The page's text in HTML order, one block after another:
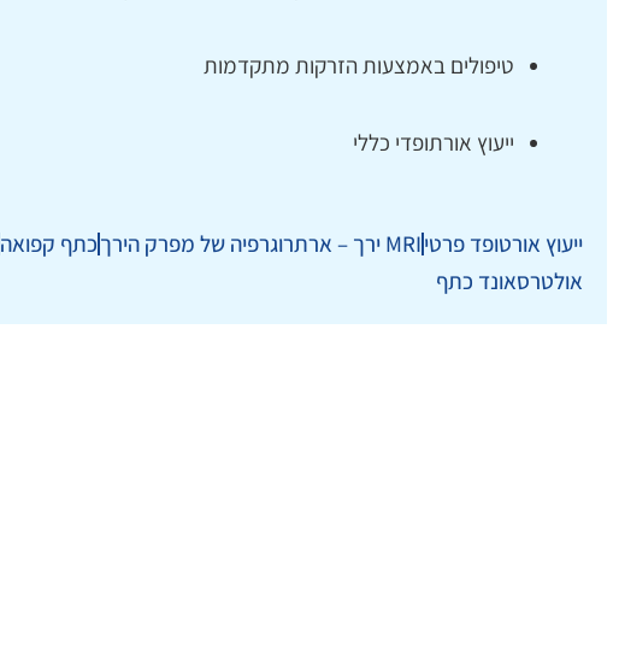
טיפולים באמצעות הזרקות מתקדמות
ייעוץ אורתופדי כללי
ייעוץ אורטופד פרטיMRI ירך – ארתרוגרפיה של מפרק הירך כתף קפואה
אולטרסאונד כתף